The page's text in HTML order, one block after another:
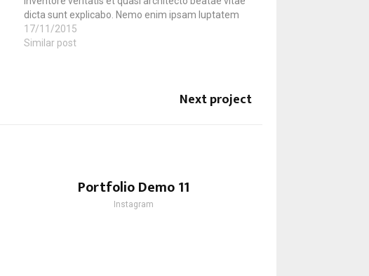
dicta sunt explicabo. Nemo enim ipsam luptatem
quia voluptas sit aspernatur aut odit aut fugit, sed
quia consequuntur magni dolores eos qui…
17/11/2015
Similar post
Next project
Portfolio Demo 11
Instagram